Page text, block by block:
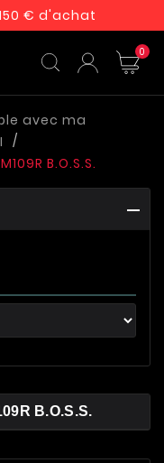
€ d'achat
0
avec ma
B.O.S.S.
B.O.S.S.